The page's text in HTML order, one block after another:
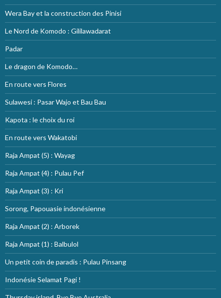
Wera Bay et la construction des Pinisi
Le Nord de Komodo : Gililawadarat
Padar
Le dragon de Komodo…
En route vers Flores
Sulawesi : Pasar Wajo et Bau Bau
Kapota : le choix du roi
En route vers Wakatobi
Raja Ampat (5) : Wayag
Raja Ampat (4) : Pulau Pef
Raja Ampat (3) : Kri
Sorong, Papouasie indonésienne
Raja Ampat (2) : Arborek
Raja Ampat (1) : Balbulol
Un petit coin de paradis : Pulau Pinsang
Indonésie Selamat Pagi !